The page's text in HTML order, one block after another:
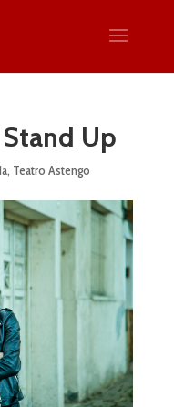
Stand Up
, Teatro Astengo